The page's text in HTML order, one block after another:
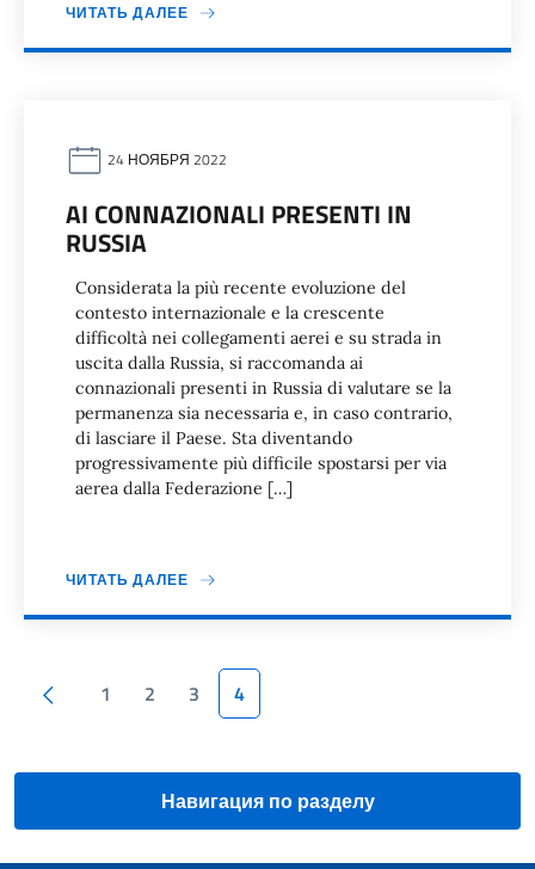
ЧИТАТЬ ДАЛЕЕ
24 НОЯБРЯ 2022
AI CONNAZIONALI PRESENTI IN
RUSSIA
Considerata la più recente evoluzione del
contesto internazionale e la crescente
difficoltà nei collegamenti aerei e su strada in
uscita dalla Russia, si raccomanda ai
connazionali presenti in Russia di valutare se la
permanenza sia necessaria e, in caso contrario,
di lasciare il Paese. Sta diventando
progressivamente più difficile spostarsi per via
aerea dalla Federazione […]
ЧИТАТЬ ДАЛЕЕ
Пагинация
Предыдущая страница
1 2 3 4
Навигация по разделу